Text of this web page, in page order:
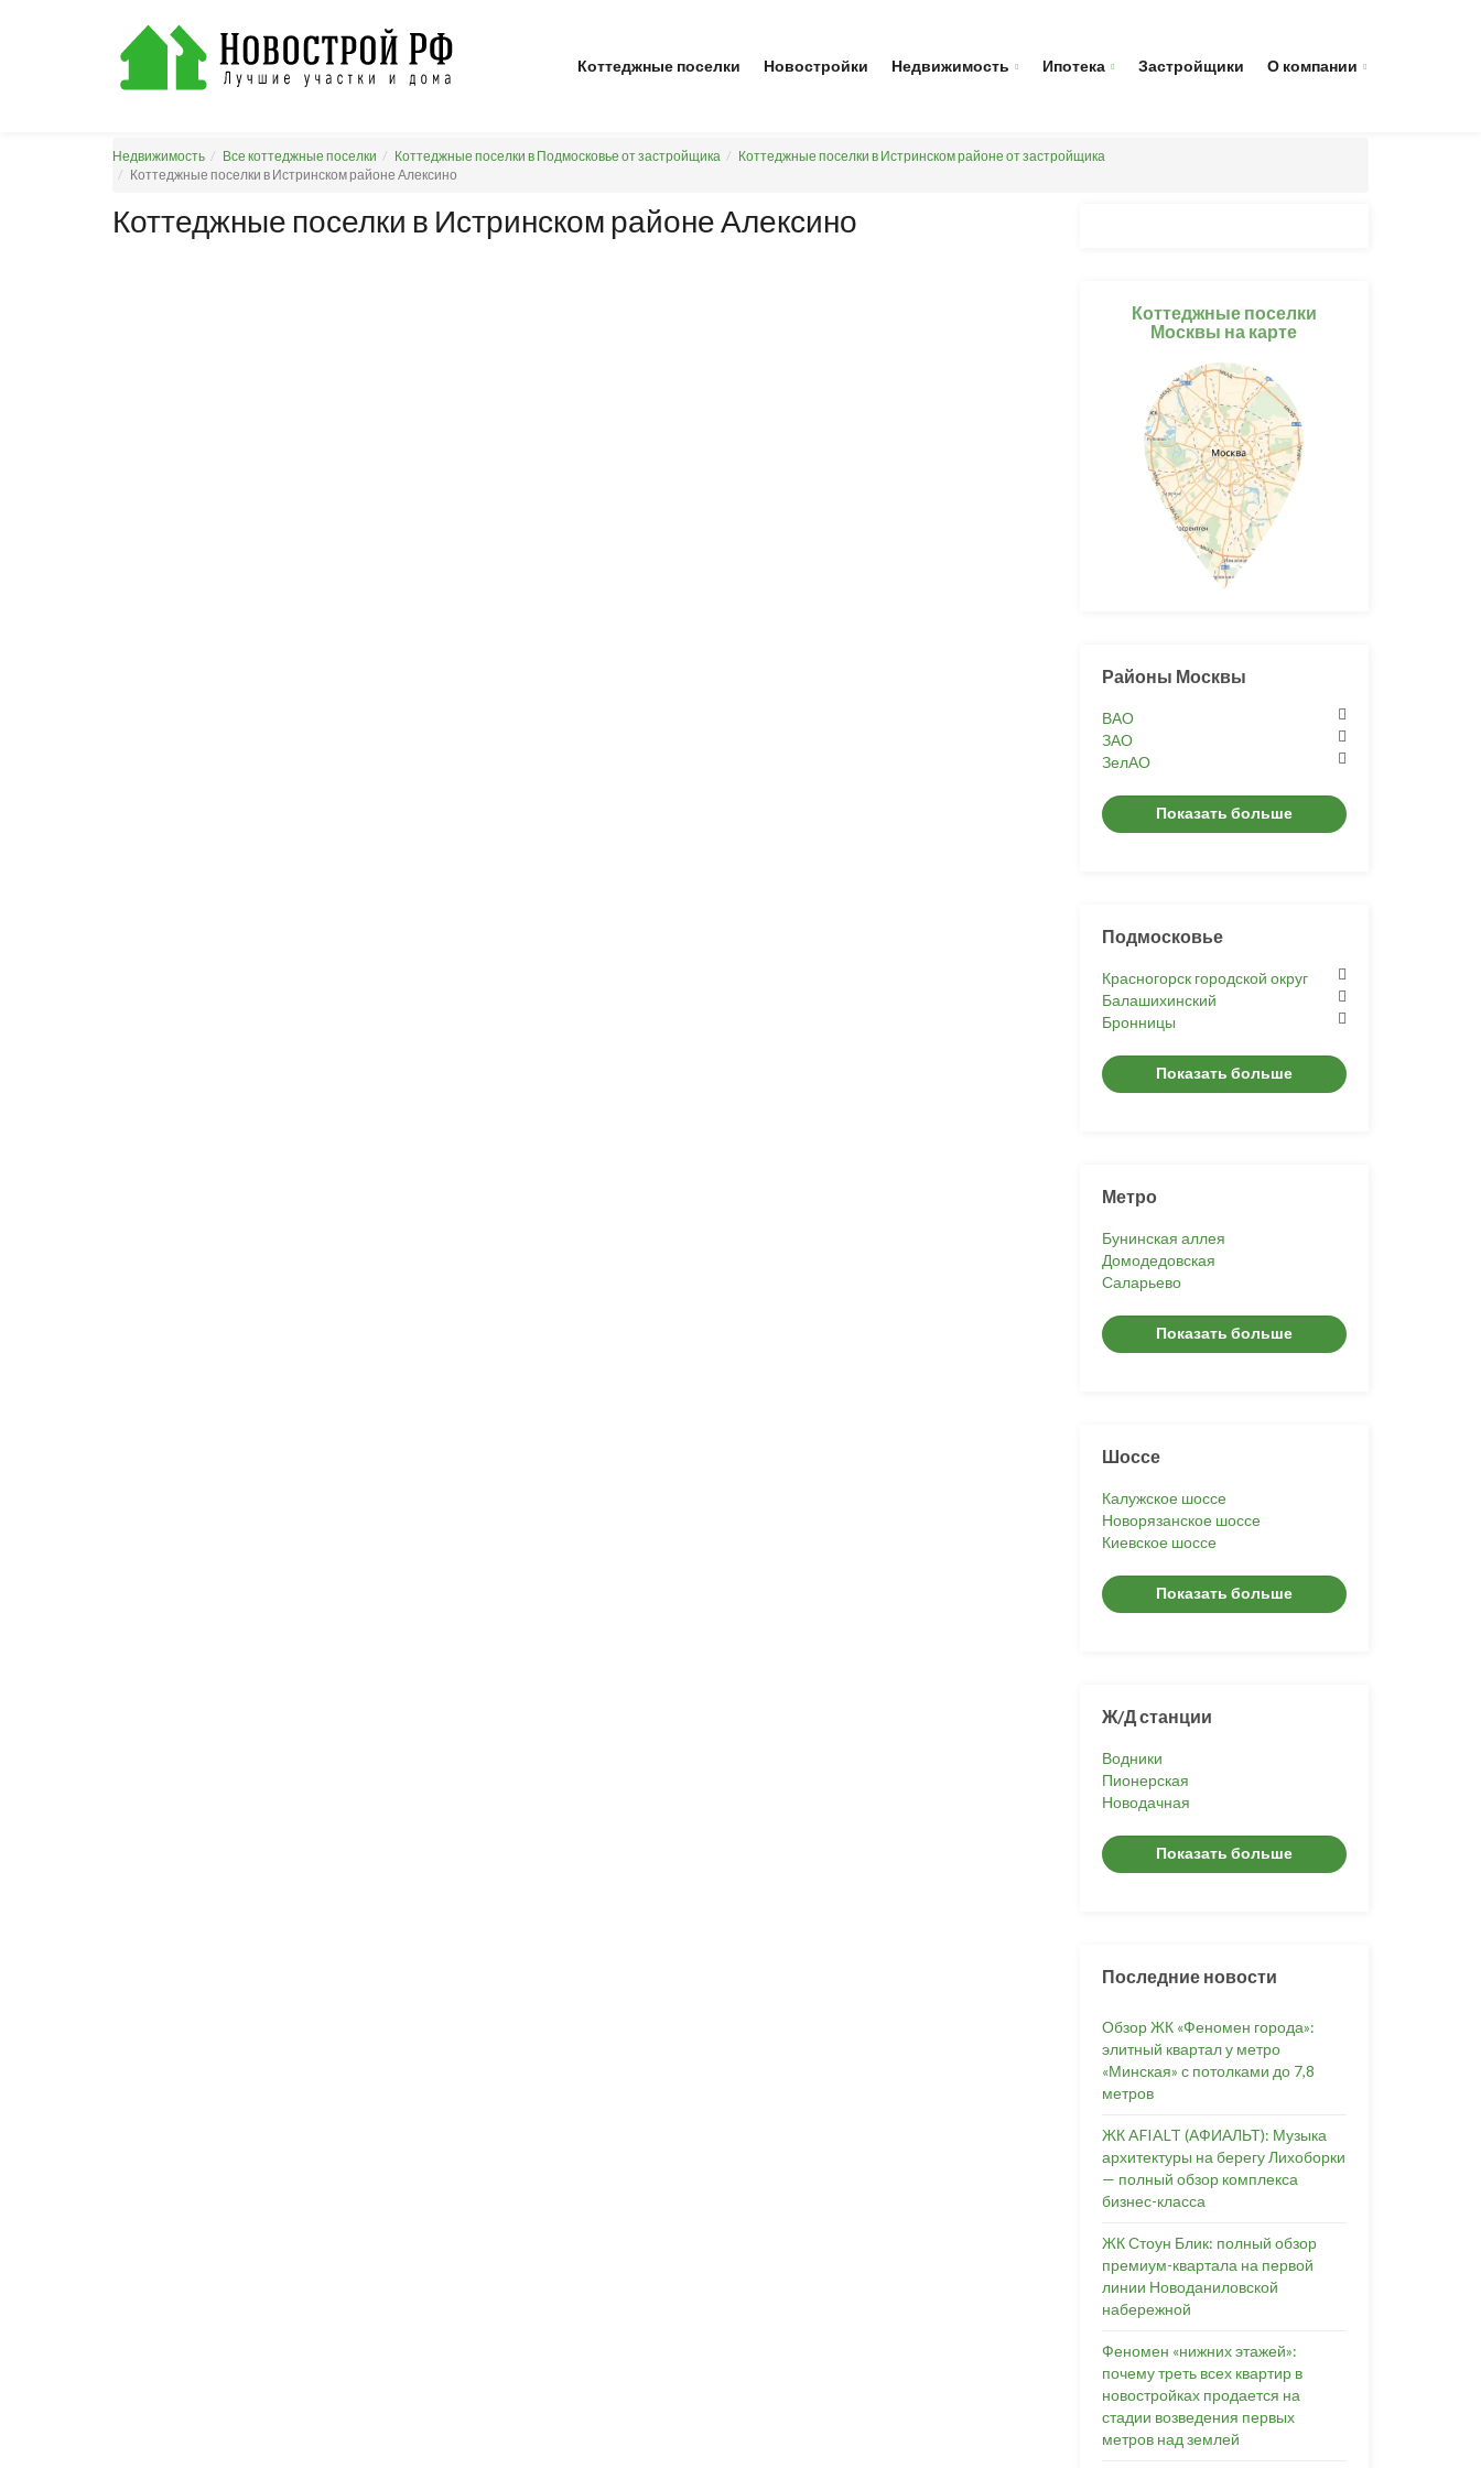
Коттеджные поселки Новостройки Недвижимость Ипотека Застройщики О компании
Недвижимость Все коттеджные поселки Коттеджные поселки в Подмосковье от застройщика
Коттеджные поселки в Истринском районе от застройщика
Коттеджные поселки в Истринском районе Алексино
Коттеджные поселки в Истринском районе Алексино
Коттеджные поселки
Москвы на карте
Районы Москвы
ВАО
ЗАО
ЗелАО
Показать больше
Подмосковье
Красногорск городской округ
Балашихинский
Бронницы
Показать больше
Метро
Бунинская аллея
Домодедовская
Саларьево
Показать больше
Шоссе
Калужское шоссе
Новорязанское шоссе
Киевское шоссе
Показать больше
Ж/Д станции
Водники
Пионерская
Новодачная
Показать больше
Последние новости
Обзор ЖК «Феномен города»:
элитный квартал у метро
«Минская» с потолками до 7,8
метров
ЖК AFIALT (АФИАЛЬТ): Музыка
архитектуры на берегу Лихоборки
— полный обзор комплекса
бизнес-класса
ЖК Стоун Блик: полный обзор
премиум-квартала на первой
линии Новоданиловской
набережной
Феномен «нижних этажей»:
почему треть всех квартир в
новостройках продается на
стадии возведения первых
метров над землей